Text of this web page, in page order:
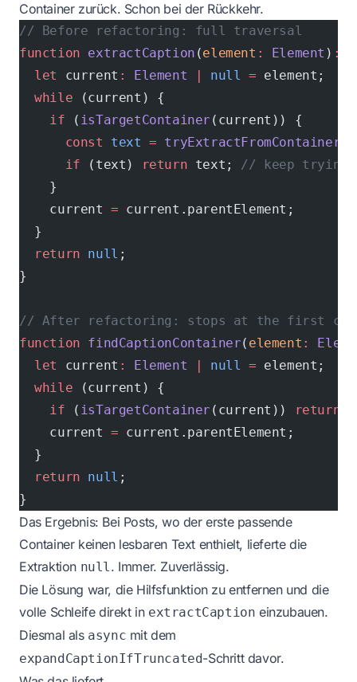
Container zurück. Schon bei der Rückkehr.
// Before refactoring: full traversal
function extractCaption (element : Element ) :
  let
current : Element null = element;
  while
(current) {
    if
( isTargetContainer (current)) {
      const
text = tryExtractFromContainer
      if
(text) return text; // keep
    }
    current
= current.parentElement;
  }
  return
null ;
}
// After refactoring: stops at the first
function findCaptionContainer( element :
  let
current : Element null = element;
  while
(current) {
    if
( isTargetContainer (current)) return
    current
= current.parentElement;
  }
  return
null ;
}
Das Ergebnis: Bei Posts, wo der erste passende
Container keinen lesbaren Text enthielt, lieferte die
Extraktion null. Immer. Zuverlässig.
Die Lösung war, die Hilfsfunktion zu entfernen und die
volle Schleife direkt in extractCaption einzubauen.
Diesmal als async mit dem
expandCaptionIfTruncated-Schritt davor.